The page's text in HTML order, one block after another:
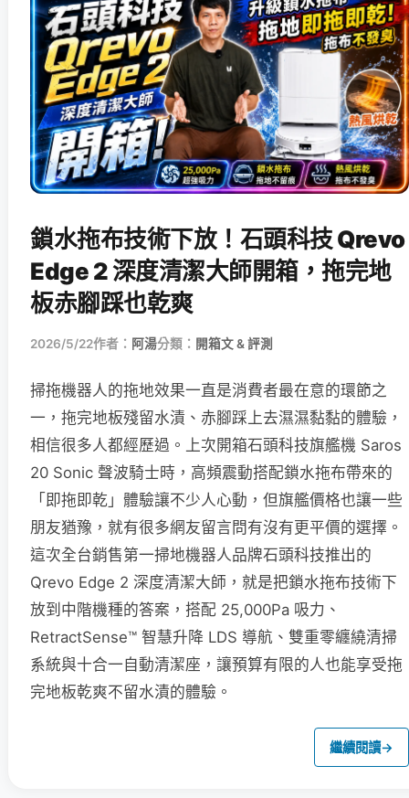
鎖水拖布技術下放！石頭科技 Qrevo
Edge 2 深度清潔大師開箱，拖完地
板赤腳踩也乾爽
2026/5/22作者： 阿湯分類： 開箱文 & 評測
掃拖機器人的拖地效果一直是消費者最在意的環節之
一，拖完地板殘留水漬、赤腳踩上去濕濕黏黏的體驗，
相信很多人都經歷過。上次開箱石頭科技旗艦機 Saros
20 Sonic 聲波騎士時，高頻震動搭配鎖水拖布帶來的
「即拖即乾」體驗讓不少人心動，但旗艦價格也讓一些
朋友猶豫，就有很多網友留言問有沒有更平價的選擇。
這次全台銷售第一掃地機器人品牌石頭科技推出的
Qrevo Edge 2 深度清潔大師，就是把鎖水拖布技術下
放到中階機種的答案，搭配 25,000Pa 吸力、
RetractSense™ 智慧升降 LDS 導航、雙重零纏繞清掃
系統與十合一自動清潔座，讓預算有限的人也能享受拖
完地板乾爽不留水漬的體驗。
繼續閱讀→